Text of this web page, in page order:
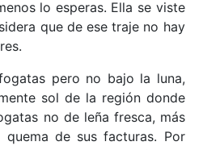
lo esperas. Ella se viste
que de ese traje no hay
pero no bajo la luna,
sol de la región donde
no de leña fresca, más
de sus facturas. Por